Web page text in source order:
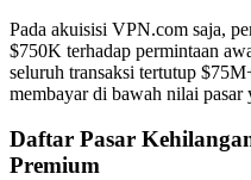
Pada akuisisi VPN.com saja,
$750K terhadap permintaan
seluruh transaksi tertutup
membayar di bawah nilai pasar
Daftar Pasar
Premium